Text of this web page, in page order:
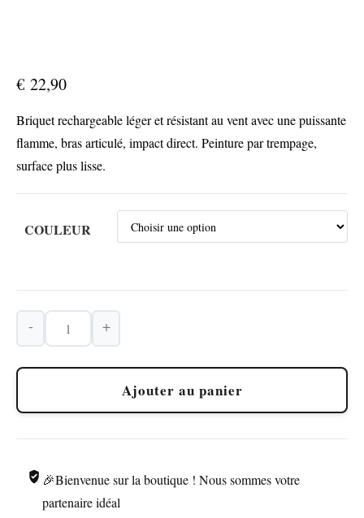
€ 22,90
Briquet rechargeable léger et résistant au vent avec une puissante
flamme, bras articulé, impact direct. Peinture par trempage,
surface plus lisse.
COULEUR
Briquet
à
Bascule
- +
Ajouter au panier
🎉Bienvenue sur la boutique ! Nous sommes votre
partenaire idéal